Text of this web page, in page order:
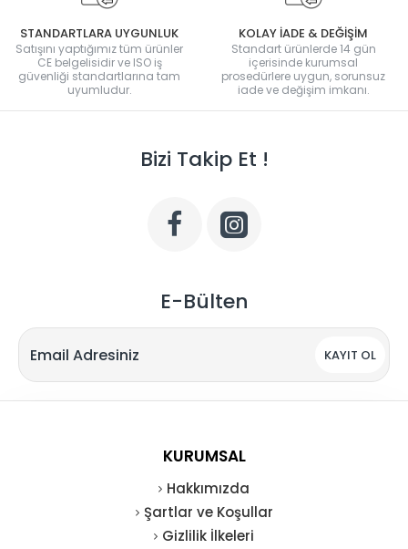
STANDARTLARA UYGUNLUK
Satışını yaptığımız tüm ürünler
CE belgelisidir ve ISO iş
güvenliği standartlarına tam
uyumludur.
KOLAY İADE & DEĞİŞİM
Standart ürünlerde 14 gün
içerisinde kurumsal
prosedürlere uygun, sorunsuz
iade ve değişim imkanı.
Bizi Takip Et !
E-Bülten
KAYIT OL
KURUMSAL
Hakkımızda
Şartlar ve Koşullar
Gizlilik İlkeleri